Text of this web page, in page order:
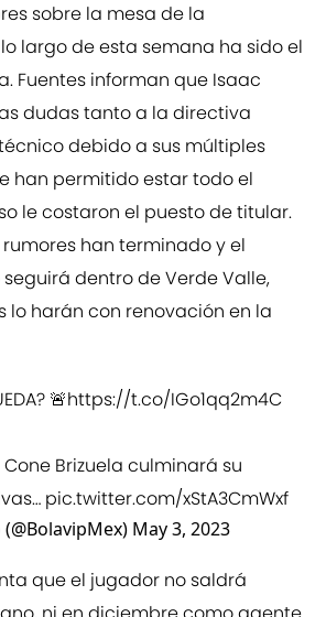
sobre la mesa de la
largo de esta semana ha sido el
Fuentes informan que Isaac
dudas tanto a la directiva
debido a sus múltiples
han permitido estar todo el
le costaron el puesto de titular.
han terminado y el
dentro de Verde Valle,
lo harán con renovación en la
🚨https://t.co/IGo1qq2m4C
Brizuela culminará su
pic.twitter.com/xStA3CmWxf
May 3, 2023
que el jugador no saldrá